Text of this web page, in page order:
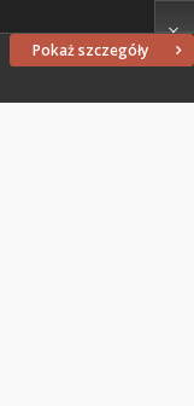
Pokaż szczegóły